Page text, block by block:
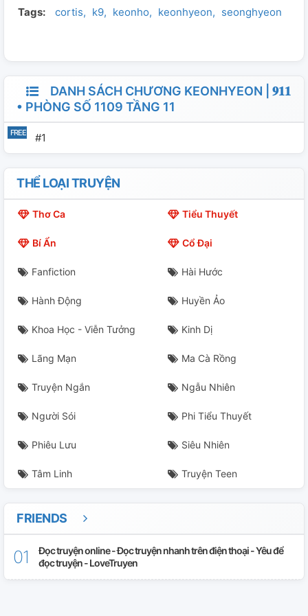
Tags: cortis k9 keonho keonhyeon seonghyeon
DANH SÁCH CHƯƠNG KEONHYEON | 𝟗𝟏𝟏
• PHÒNG SỐ 1109 TẦNG 11
#1
THỂ LOẠI TRUYỆN
Thơ Ca Tiểu Thuyết
Bí Ẩn Cổ Đại
Fanfiction Hài Hước
Hành Động Huyền Ảo
Khoa Học - Viễn Tưởng Kinh Dị
Lãng Mạn Ma Cà Rồng
Truyện Ngắn Ngẫu Nhiên
Người Sói Phi Tiểu Thuyết
Phiêu Lưu Siêu Nhiên
Tâm Linh Truyện Teen
FRIENDS
Đọc truyện online - Đọc truyện nhanh trên điện thoại - Yêu để
đọc truyện - LoveTruyen